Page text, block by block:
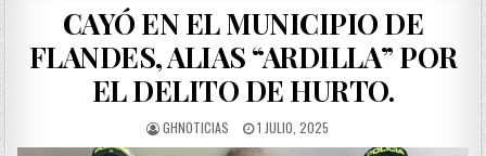
CAYÓ EN EL MUNICIPIO DE
FLANDES, ALIAS “ARDILLA” POR
EL DELITO DE HURTO.
AUTHOR:
GHNOTICIAS
PUBLISHED
DATE:
1 JULIO, 2025